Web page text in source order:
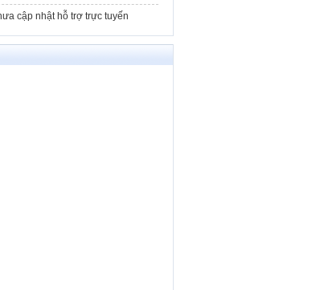
cập nhật hỗ trợ trực tuyến